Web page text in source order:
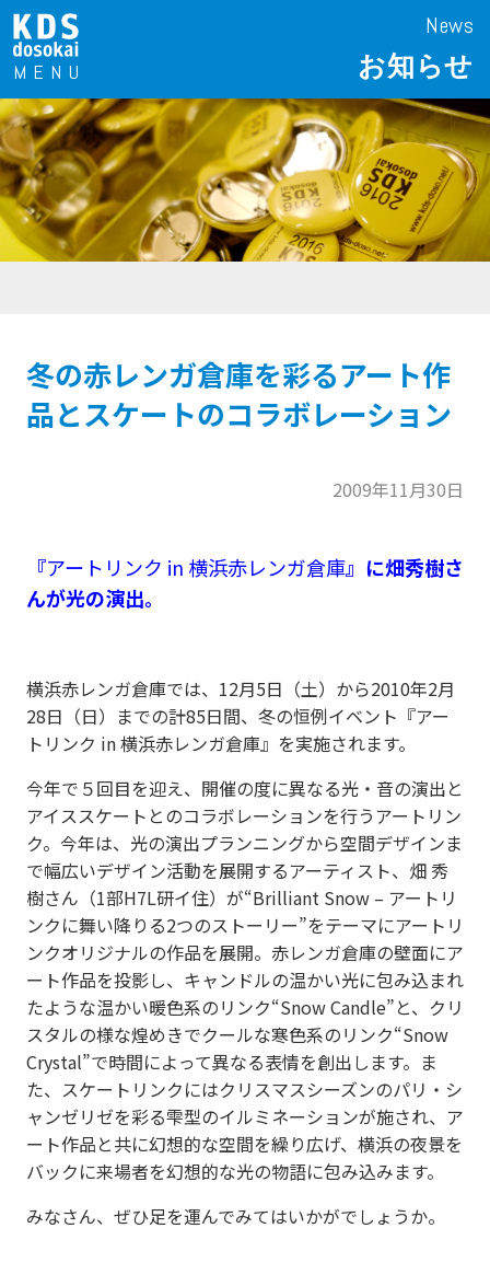
News
お知らせ
冬の赤レンガ倉庫を彩るアート作
品とスケートのコラボレーション
2009年11月30日
『アートリンク in 横浜赤レンガ倉庫』に畑秀樹さ
んが光の演出。
横浜赤レンガ倉庫では、12月5日（土）から2010年2月
28日（日）までの計85日間、冬の恒例イベント『アー
トリンク in 横浜赤レンガ倉庫』を実施されます。
今年で５回目を迎え、開催の度に異なる光・音の演出と
アイススケートとのコラボレーションを行うアートリン
ク。今年は、光の演出プランニングから空間デザインま
で幅広いデザイン活動を展開するアーティスト、畑 秀
樹さん（1部H7L研イ住）が“Brilliant Snow – アートリ
ンクに舞い降りる2つのストーリー”をテーマにアートリ
ンクオリジナルの作品を展開。赤レンガ倉庫の壁面にア
ート作品を投影し、キャンドルの温かい光に包み込まれ
たような温かい暖色系のリンク“Snow Candle”と、クリ
スタルの様な煌めきでクールな寒色系のリンク“Snow
Crystal”で時間によって異なる表情を創出します。ま
た、スケートリンクにはクリスマスシーズンのパリ・シ
ャンゼリゼを彩る雫型のイルミネーションが施され、ア
ート作品と共に幻想的な空間を繰り広げ、横浜の夜景を
バックに来場者を幻想的な光の物語に包み込みます。
みなさん、ぜひ足を運んでみてはいかがでしょうか。